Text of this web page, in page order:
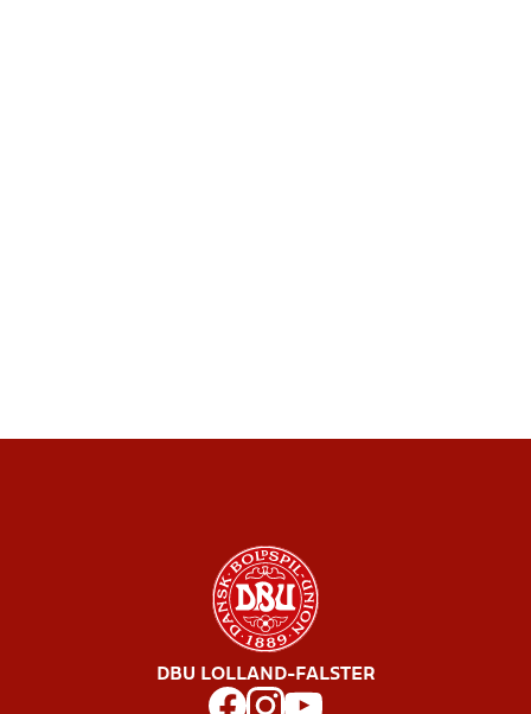
DBU LOLLAND-FALSTER